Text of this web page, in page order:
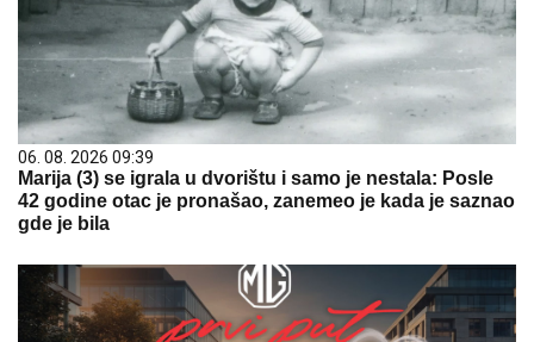
06. 08. 2026 09:39
Marija (3) se igrala u dvorištu i samo je nestala: Posle
42 godine otac je pronašao, zanemeo je kada je saznao
gde je bila